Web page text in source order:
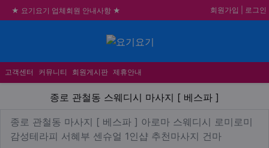
★ 요기요기 업체회원 안내사항 ★
불건전한 게시글은 삭제 및 회원탈퇴 됩니다.
★요기요기 설 연휴 휴무 안내★
회원가입 로그인
고객센터 커뮤니티 회원게시판 제휴안내
종로 관철동 스웨디시 마사지
종로 관철동 스웨디시 마사지 [ 베스파 ]
업체 정보
종로 관철동 마사지 [ 베스파 ]
종로 관철동 마사지 [ 베스파 ] 아로마 스웨디시 로미로미
감성테라피 서혜부 센슈얼 1인샵 추천마사지 건마